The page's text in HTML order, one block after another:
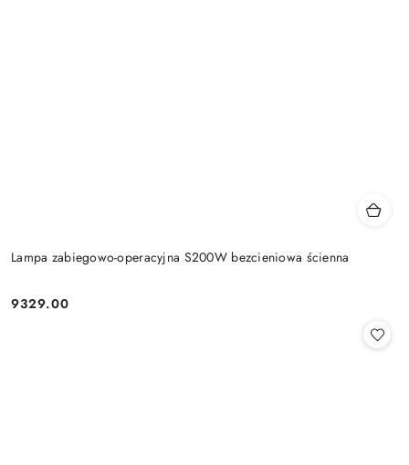
Lampa zabiegowo-operacyjna S200W bezcieniowa ścienna
Cena:
9329.00